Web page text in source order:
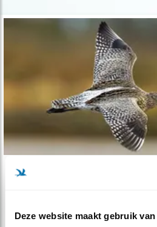
Deze website maakt gebruik
Tip
01.11.19Wulpen kijken!